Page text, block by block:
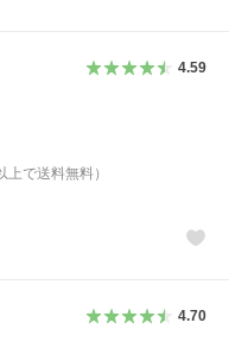
4.59
上で送料無料）
4.70